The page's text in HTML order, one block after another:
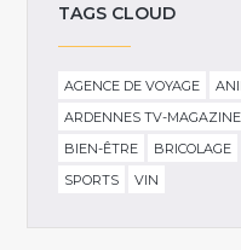
TAGS CLOUD
AGENCE DE VOYAGE
ARDENNES TV-MAGAZINE
BIEN-ÊTRE
BRICOLAGE
SPORTS
VIN